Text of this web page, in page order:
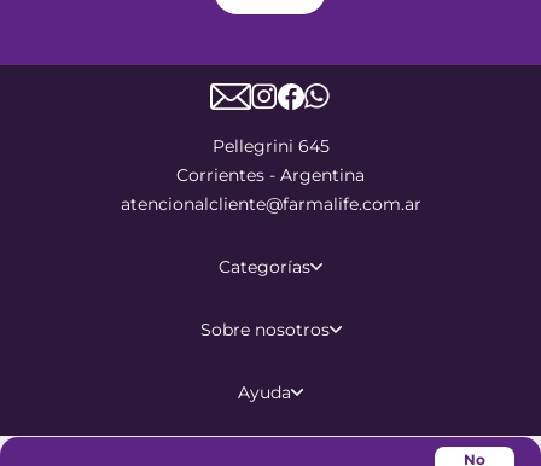
No
Pellegrini 645
Corrientes - Argentina
atencionalcliente@farmalife.com.ar
Categorías
Sobre nosotros
Ayuda